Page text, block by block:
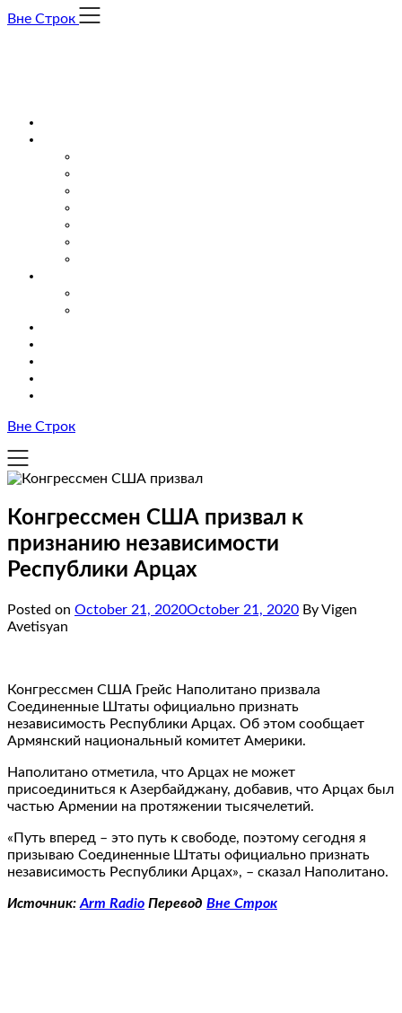
Skip
Вне Строк
Вне Строк
Конгрессмен США призвал к
признанию независимости
Республики Арцах
Posted on October 21, 2020October 21, 2020 By Vigen
Avetisyan
Конгрессмен США Грейс Наполитано призвала
Соединенные Штаты официально признать
независимость Республики Арцах. Об этом сообщает
Армянский национальный комитет Америки.
Наполитано отметила, что Арцах не может
присоединиться к Азербайджану, добавив, что Арцах был
частью Армении на протяжении тысячелетий.
«Путь вперед – это путь к свободе, поэтому сегодня я
призываю Соединенные Штаты официально признать
независимость Республики Арцах», – сказал Наполитано.
Источник: Arm Radio Перевод Вне Строк